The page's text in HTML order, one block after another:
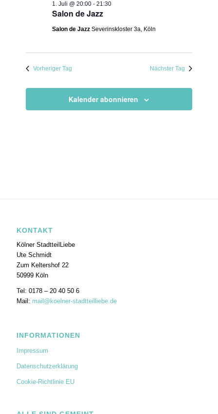
Salon de Jazz
1. Juli @ 20:00 -21:30
Salon de JazzSeverinskloster 3a, Köln
Vorheriger Tag Nächster Tag
Kalender abonnieren
KONTAKT
Kölner StadtteilLiebe
Ute Schmidt
Zum Keltershof 22
50999 Köln
Tel: 0178 – 20 40 50 6
Mail: mail@koelner-stadtteilliebe.de
INFORMATIONEN
Impressum
Datenschutzerklärung
Cookie-Richtlinie EU